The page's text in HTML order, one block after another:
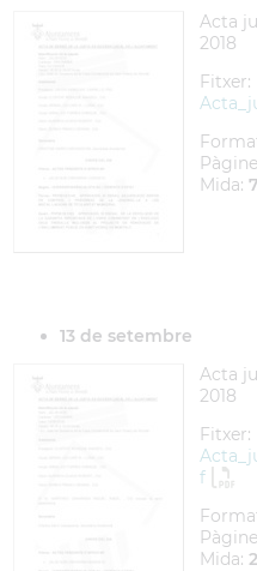
Acta
2018
Fitxer:
Mida:
13 de setembre
Acta
2018
Fitxer:
f
Mida: